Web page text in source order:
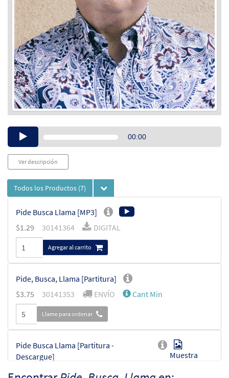
Audio00:00
Ver descripción
Todos los Productos (7)
Pide Busca Llama [MP3]
$1.29 30141364 DIGITAL
Agregar al carrito
Pide, Busca, Llama [Partitura]
$3.75 30141353 ENVÍO Cant Min
Llame para ordenar
Pide Busca Llama [Partitura -
Descargue]
Muestra
30141359 DIGITAL